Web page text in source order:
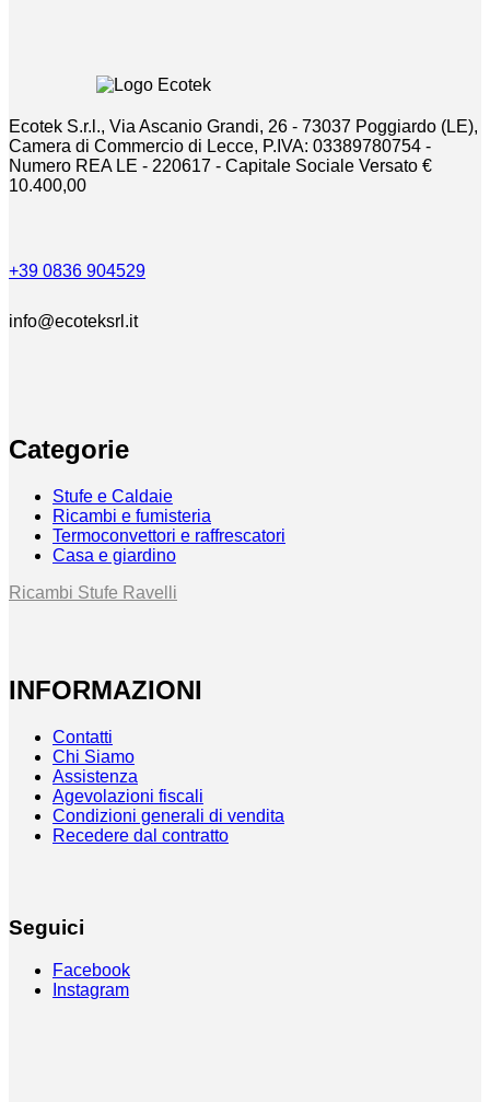
Ecotek S.r.l., Via Ascanio Grandi, 26 - 73037 Poggiardo (LE),
Camera di Commercio di Lecce, P.IVA: 03389780754 -
Numero REA LE - 220617 - Capitale Sociale Versato €
10.400,00
+39 0836 904529
info@ecoteksrl.it
Categorie
Stufe e Caldaie
Ricambi e fumisteria
Termoconvettori e raffrescatori
Casa e giardino
Ricambi Stufe Ravelli
INFORMAZIONI
Contatti
Chi Siamo
Assistenza
Agevolazioni fiscali
Condizioni generali di vendita
Recedere dal contratto
Seguici
Facebook
Instagram